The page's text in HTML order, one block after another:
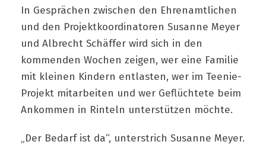
In Gesprächen zwischen den Ehrenamtlichen
und den Projektkoordinatoren Susanne Meyer
und Albrecht Schäffer wird sich in den
kommenden Wochen zeigen, wer eine Familie
mit kleinen Kindern entlasten, wer im Teenie-
Projekt mitarbeiten und wer Geflüchtete beim
Ankommen in Rinteln unterstützen möchte.
„Der Bedarf ist da“, unterstrich Susanne Meyer.